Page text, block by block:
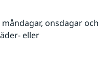
onsdagar och
eller